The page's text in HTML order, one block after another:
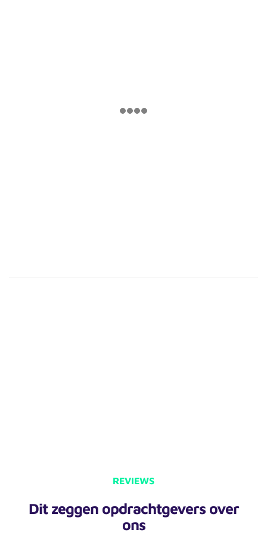
REVIEWS
Dit zeggen opdrachtgevers over
ons